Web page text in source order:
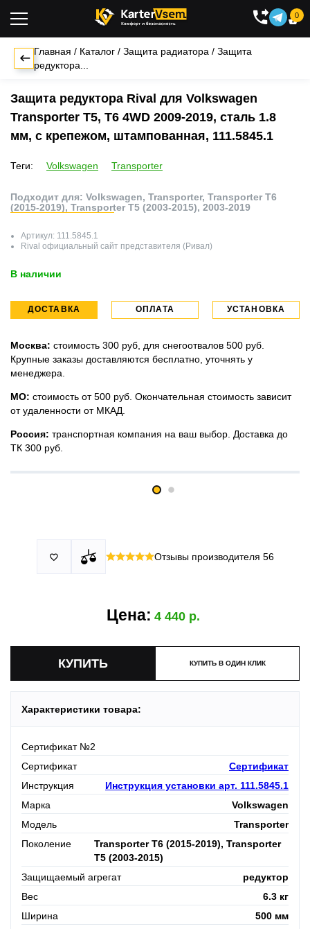

0
Главная / Каталог /Защита радиатора /Защита
редуктора...
Защита редуктора Rival для Volkswagen
Transporter T5, T6 4WD 2009-2019, сталь 1.8
мм, с крепежом, штампованная, 111.5845.1
Теги: Volkswagen Transporter
Подходит для: Volkswagen, Transporter, Transporter T6
(2015-2019), Transporter T5 (2003-2015), 2003-2019
Артикул: 111.5845.1
Rival официальный сайт представителя (Ривал)
В наличии
ДОСТАВКА ОПЛАТА УСТАНОВКА
Москва: стоимость 300 руб, для снегоотвалов 500 руб.
Крупные заказы доставляются бесплатно, уточнять у
менеджера.
МО: стоимость от 500 руб. Окончательная стоимость зависит
от удаленности от МКАД.
Россия: транспортная компания на ваш выбор. Доставка до
ТК 300 руб.
Принимаем все виды оплаты в том числе переводы и СПБ.
По России: оплата производится до момента отгрузки в ТК.
У нас 2 установочных центра:г. Москва, ул. Привольная д 2,
скидка 25%
 Отзывы производителя 56
Цена: 4 440
КУПИТЬ В ОДИН КЛИК
Характеристики товара:
Сертификат №2
Сертификат
Сертификат
Инструкция
Инструкция установки арт. 111.5845.1
Марка
Volkswagen
Модель
Transporter
Поколение
Transporter T6 (2015-2019), Transporter
T5 (2003-2015)
Защищаемый агрегат
редуктор
Вес
6.3 кг
Ширина
500 мм